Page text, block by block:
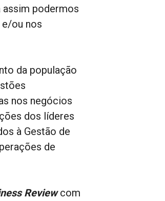
assim podermos
ou nos
da população
nos negócios
dos líderes
à Gestão de
de
Reviewcom